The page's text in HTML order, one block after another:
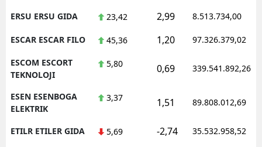
ERSU ERSU GIDA 23,42 2,99 8.513.734,00
ESCAR ESCAR FILO 45,36 1,20 97.326.379,02
ESCOM ESCORT
TEKNOLOJI
5,80 0,69 339.541.892,26
ESEN ESENBOGA
ELEKTRIK
3,37 1,51 89.808.012,69
ETILR ETILER GIDA 5,69 -2,74 35.532.958,52